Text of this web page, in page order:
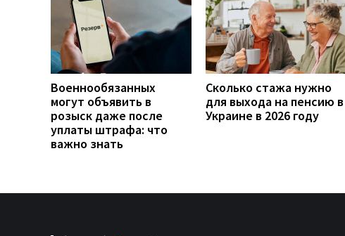
Военнообязанных
могут объявить в
розыск даже после
уплаты штрафа: что
важно знать
Сколько стажа нужно
для выхода на пенсию в
Украине в 2026 году